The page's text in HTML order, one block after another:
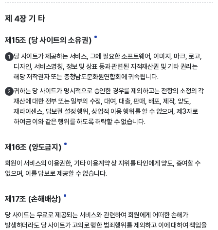
제 4장 기 타
제15조 (당 사이트의 소유권)
1
당 사이트가 제공하는 서비스, 그에 필요한 소프트웨어, 이미지, 마크, 로고,
디자인, 서비스명칭, 정보 및 상표 등과 관련된 지적재산권 및 기타 권리는
해당 저작권자 또는 충청남도문화원연합회에 귀속됩니다.
2 귀하는 당 사이트가 명시적으로 승인한 경우를 제외하고는 전항의 소정의 각
재산에 대한 전부 또는 일부의 수정, 대여, 대출, 판매, 배포, 제작, 양도,
재라이센스, 담보권 설정 행위, 상업적 이용 행위를 할 수 없으며, 제3자로
하여금 이와 같은 행위를 하도록 허락할 수 없습니다.
제16조 (양도금지)
회원이 서비스의 이용권한, 기타 이용계약 상 지위를 타인에게 양도, 증여할 수
없으며, 이를 담보로 제공할 수 없습니다.
제17조 (손해배상)
당 사이트는 무료로 제공되는 서비스와 관련하여 회원에게 어떠한 손해가
발생하더라도 당 사이트가 고의로 행한 범죄행위를 제외하고 이에 대하여 책임을